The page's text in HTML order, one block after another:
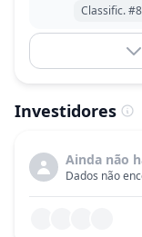
Classific.
Investidores
Ainda não
Dados não